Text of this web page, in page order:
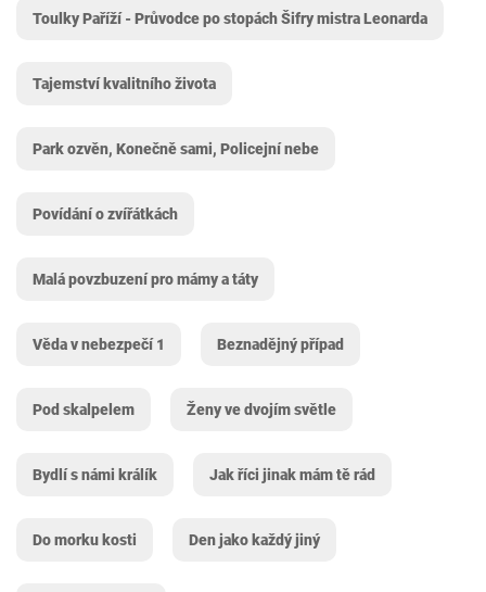
Toulky Paříží - Průvodce po stopách Šifry mistra Leonarda
Tajemství kvalitního života
Park ozvěn, Konečně sami, Policejní nebe
Povídání o zvířátkách
Malá povzbuzení pro mámy a táty
Věda v nebezpečí 1 Beznadějný případ
Pod skalpelem Ženy ve dvojím světle
Bydlí s námi králík Jak říci jinak mám tě rád
Do morku kosti Den jako každý jiný